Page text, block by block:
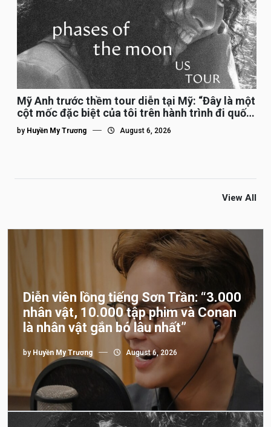
Mỹ Anh trước thềm tour diễn tại Mỹ: “Đây là một
cột mốc đặc biệt của tôi trên hành trình đi quốc
tế”
by Huyền My Trương August 6, 2026
View All
Diễn viên lồng tiếng Sơn Trần: “3.000
nhân vật, 10.000 tập phim và Conan
là nhân vật gắn bó lâu nhất”
by Huyền My Trương August 6, 2026